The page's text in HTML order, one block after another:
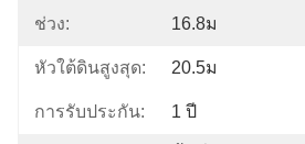
ช่วง: 16.8ม
หัวใต้ดินสูงสุด: 20.5ม
การรับประกัน: 1 ปี